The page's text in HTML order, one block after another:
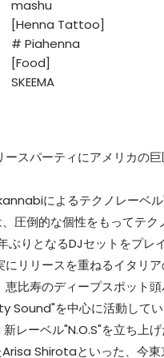
mashu
[Henna Tattoo]
# Piahenna
[Food]
SKEEMA
スパーティにアメリカの巨
によるテクノレーベ
圧倒的な個性をもってテ
ぶりとなるDJセットをプ
リリースを重ねるイタリ
比寿のディープスポット
Sound"を中心に活動して
レーベル"N.O.S"を立ち上
Shirotaといった、今東